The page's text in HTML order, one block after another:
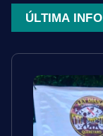
ÚLTIMA INFO